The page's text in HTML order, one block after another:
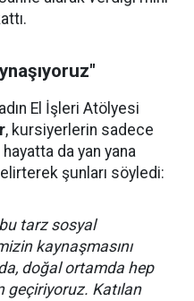
El İşleri Atölyesi
, kursiyerlerin sadece
da yan yana
şunları söyledi:
bu tarz sosyal
kaynaşmasını
doğal ortamda hep
geçiriyoruz. Katılan